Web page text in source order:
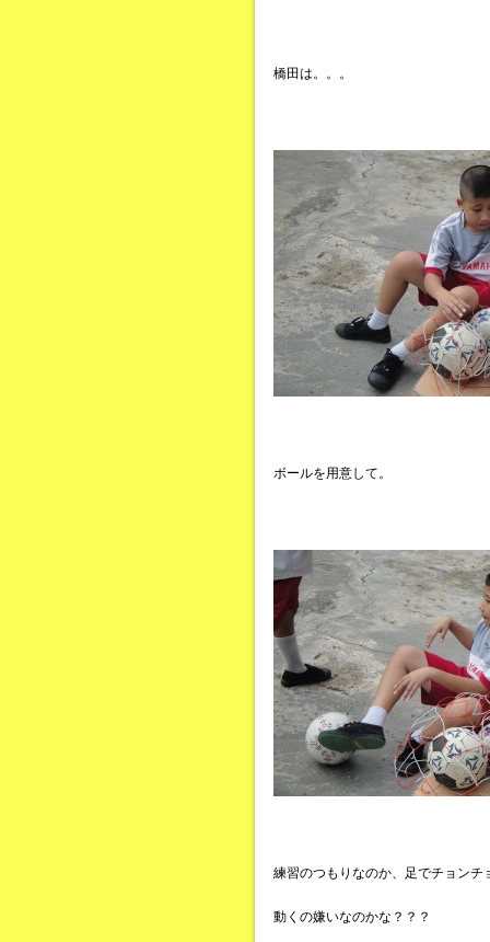
橋田は。。。
ボールを用意して。
練習のつもりなのか、足でチョンチ
動くの嫌いなのかな？？？